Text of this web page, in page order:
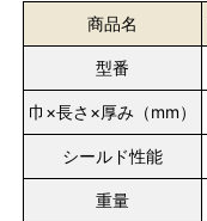
商品名
型番
巾×長さ×厚み（mm）
シールド性能
重量